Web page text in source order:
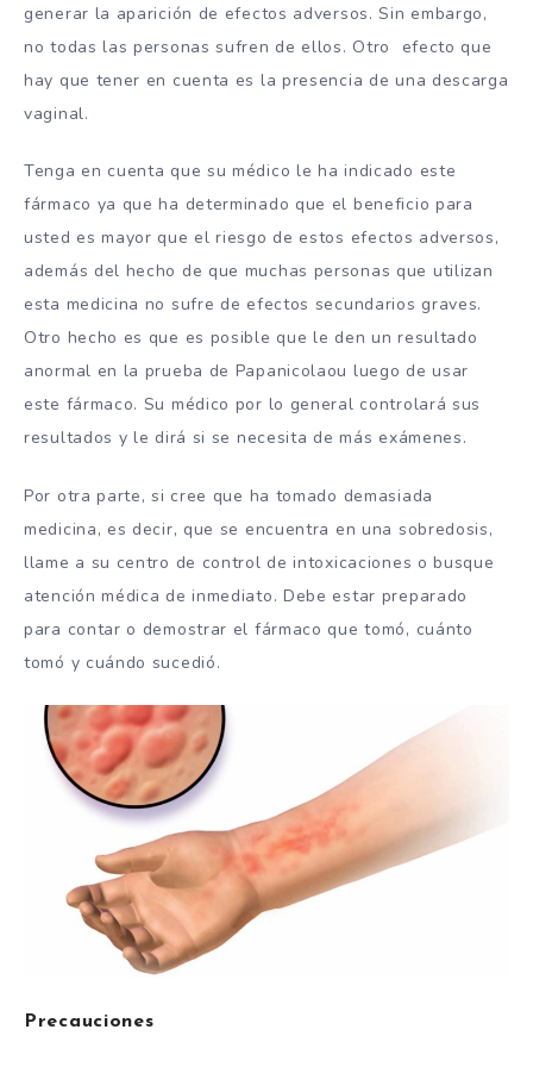
generar la aparición de efectos adversos. Sin embargo,
no todas las personas sufren de ellos. Otro efecto que
hay que tener en cuenta es la presencia de una descarga
vaginal.
Tenga en cuenta que su médico le ha indicado este
fármaco ya que ha determinado que el beneficio para
usted es mayor que el riesgo de estos efectos adversos,
además del hecho de que muchas personas que utilizan
esta medicina no sufre de efectos secundarios graves.
Otro hecho es que es posible que le den un resultado
anormal en la prueba de Papanicolaou luego de usar
este fármaco. Su médico por lo general controlará sus
resultados y le dirá si se necesita de más exámenes.
Por otra parte, si cree que ha tomado demasiada
medicina, es decir, que se encuentra en una sobredosis,
llame a su centro de control de intoxicaciones o busque
atención médica de inmediato. Debe estar preparado
para contar o demostrar el fármaco que tomó, cuánto
tomó y cuándo sucedió.
Precauciones